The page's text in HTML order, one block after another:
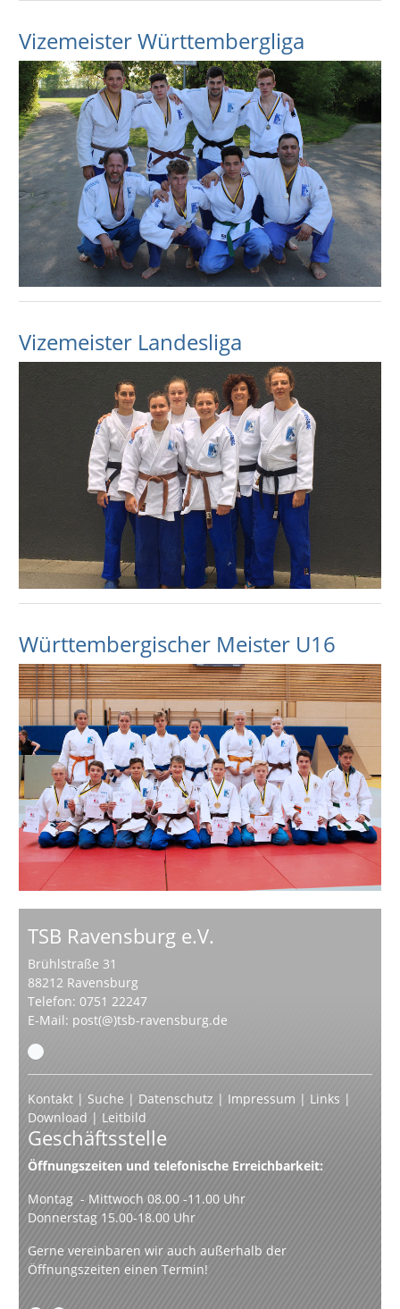
Vizemeister Württembergliga
Vizemeister Landesliga
Württembergischer Meister U16
TSB Ravensburg e.V.
Brühlstraße 31
88212 Ravensburg
Telefon: 0751 22247
E-Mail: post(@)tsb-ravensburg.de
Kontakt | Suche | Datenschutz | Impressum | Links |
Download | Leitbild
Geschäftsstelle
Öffnungszeiten und telefonische Erreichbarkeit:
Montag - Mittwoch 08.00 -11.00 Uhr
Donnerstag 15.00-18.00 Uhr
Gerne vereinbaren wir auch außerhalb der
Öffnungszeiten einen Termin!